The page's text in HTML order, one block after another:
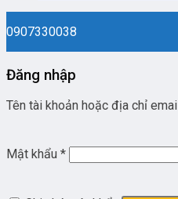
0907330038
Đăng nhập
Tên tài khoản hoặc địa chỉ email
Mật khẩu *